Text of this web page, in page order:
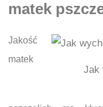
matek
Jak
Jakość
matek